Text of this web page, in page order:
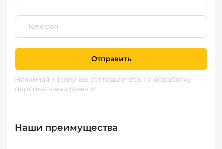
Отправить
Нажимая кнопку вы соглашаетесь на обработку
персональных данных
Наши преимущества